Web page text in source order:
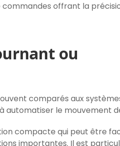
offrant la
ou
comparés aux
automatiser le mouvement
compacte qui peut être
importantes. Il est